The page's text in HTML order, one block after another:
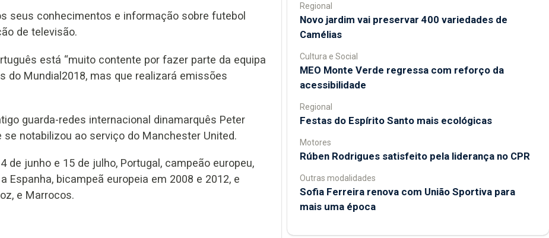
seus conhecimentos e informação sobre futebol
de televisão.
está “muito contente por fazer parte da equipa
do Mundial2018, mas que realizará emissões
guarda-redes internacional dinamarquês Peter
notabilizou ao serviço do Manchester United.
de junho e 15 de julho, Portugal, campeão europeu,
Espanha, bicampeã europeia em 2008 e 2012, e
e Marrocos.
Regional
Novo jardim vai preservar 400 variedades de
Camélias
Cultura e Social
MEO Monte Verde regressa com reforço da
acessibilidade
Regional
Festas do Espírito Santo mais ecológicas
Motores
Rúben Rodrigues satisfeito pela liderança no CPR
Outras modalidades
Sofia Ferreira renova com União Sportiva para
mais uma época